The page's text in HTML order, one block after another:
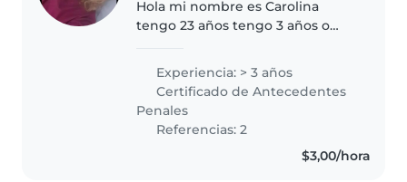
Hola mi nombre es Carolina
tengo 23 años tengo 3 años o
niños. Puedo atender a bebés,
niños pequeños, preescolares y
escolares. Soy una persona
responsable,..
Experiencia: > 3 años
Certificado de Antecedentes
Penales
Referencias: 2
$3,00/hora